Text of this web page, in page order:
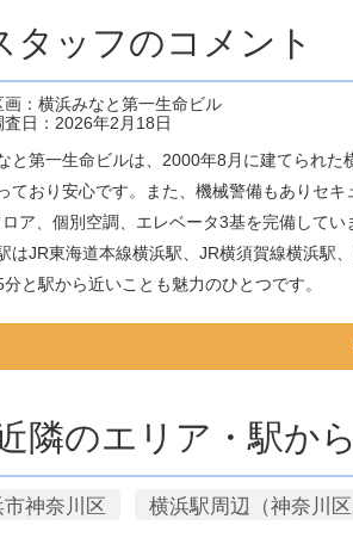
タッフのコメント
画：横浜みなと第一生命ビル
査日：2026年2月18日
と第一生命ビルは、2000年8月に建てられ
ており安心です。また、機械警備もありセ
ア、個別空調、エレベータ3基を完備してい
はJR東海道本線横浜駅、JR横須賀線横浜駅
と駅から近いことも魅力のひとつです。
隣のエリア・駅か
神奈川区 横浜駅周辺（神奈川区